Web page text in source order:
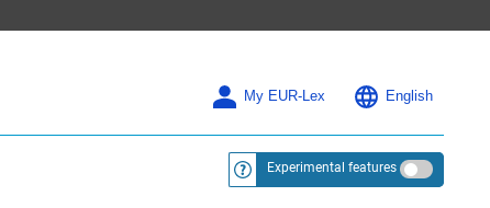
My EUR-Lex English
<a href="https://eur-lex.europa.eu/
Experimental features